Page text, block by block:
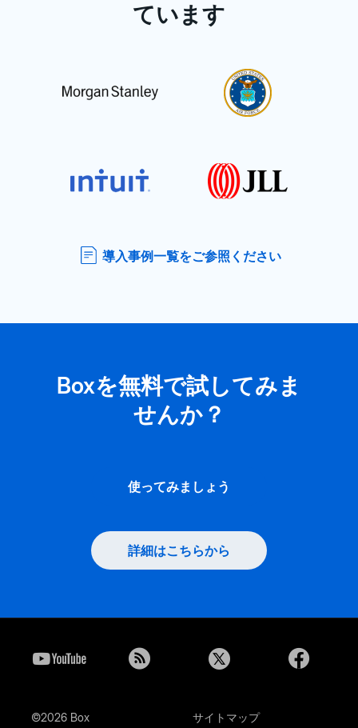
ています
導入事例一覧をご参照ください
Boxを無料で試してみま
せんか？
使ってみましょう
詳細はこちらから
©2026 Box サイトマップ